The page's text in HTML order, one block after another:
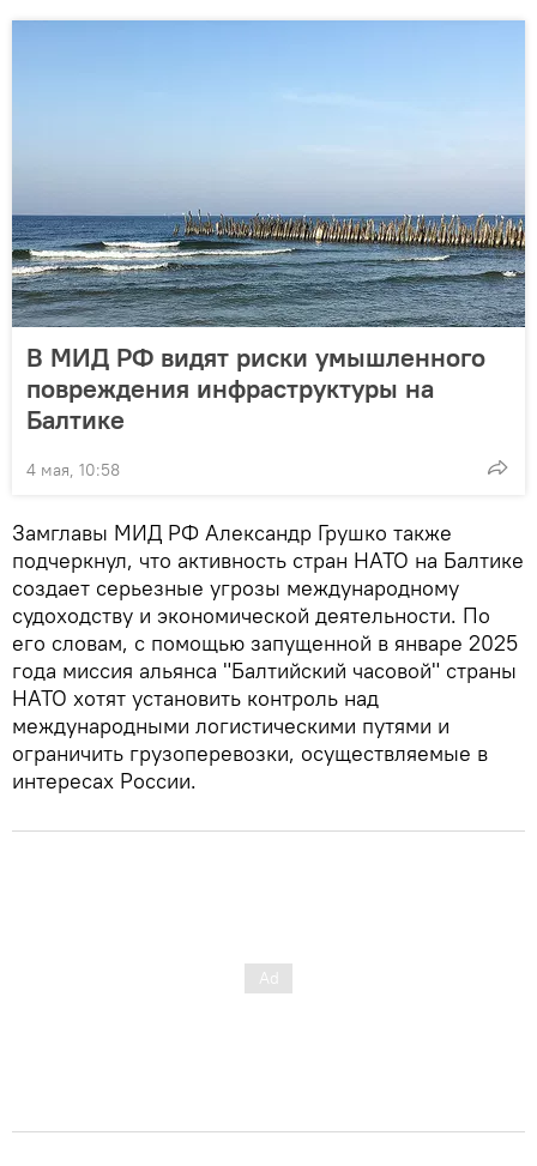
В МИД РФ видят риски умышленного
повреждения инфраструктуры на
Балтике
4 мая, 10:58
Замглавы МИД РФ Александр Грушко также
подчеркнул, что активность стран НАТО на Балтике
создает серьезные угрозы международному
судоходству и экономической деятельности. По
его словам, с помощью запущенной в январе 2025
года миссия альянса "Балтийский часовой" страны
НАТО хотят установить контроль над
международными логистическими путями и
ограничить грузоперевозки, осуществляемые в
интересах России.